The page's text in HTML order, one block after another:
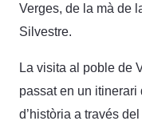
Verges, de la mà de
Silvestre.
La visita al poble de
passat en un
d’història a través